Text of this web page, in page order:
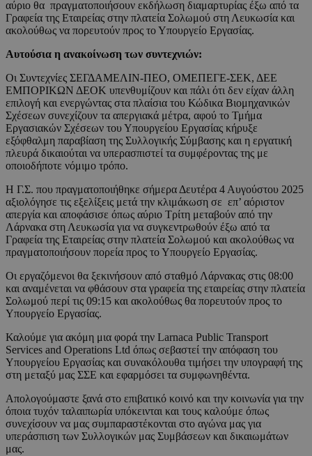
αύριο θα πραγματοποιήσουν εκδήλωση διαμαρτυρίας έξω από τα
Γραφεία της Εταιρείας στην πλατεία Σολωμού στη Λευκωσία και
ακολούθως να πορευτούν προς το Υπουργείο Εργασίας.
Αυτούσια η ανακοίνωση των συντεχνιών:
Οι Συντεχνίες ΣΕΓΔΑΜΕΛΙΝ-ΠΕΟ, ΟΜΕΠΕΓΕ-ΣΕΚ, ΔΕΕ
ΕΜΠΟΡΙΚΩΝ ΔΕΟΚ υπενθυμίζουν και πάλι ότι δεν είχαν άλλη
επιλογή και ενεργώντας στα πλαίσια του Κώδικα Βιομηχανικών
Σχέσεων συνεχίζουν τα απεργιακά μέτρα, αφού το Τμήμα
Εργασιακών Σχέσεων του Υπουργείου Εργασίας κήρυξε
εξόφθαλμη παραβίαση της Συλλογικής Σύμβασης και η εργατική
πλευρά δικαιούται να υπερασπιστεί τα συμφέροντας της με
οποιοδήποτε νόμιμο τρόπο.
Η Γ.Σ. που πραγματοποιήθηκε σήμερα Δευτέρα 4 Αυγούστου 2025
αξιολόγησε τις εξελίξεις μετά την κλιμάκωση σε επ’ αόριστον
απεργία και αποφάσισε όπως αύριο Τρίτη μεταβούν από την
Λάρνακα στη Λευκωσία για να συγκεντρωθούν έξω από τα
Γραφεία της Εταιρείας στην πλατεία Σολωμού και ακολούθως να
πραγματοποιήσουν πορεία προς το Υπουργείο Εργασίας.
Οι εργαζόμενοι θα ξεκινήσουν από σταθμό Λάρνακας στις 08:00
και αναμένεται να φθάσουν στα γραφεία της εταιρείας στην πλατεία
Σολωμού περί τις 09:15 και ακολούθως θα πορευτούν προς το
Υπουργείο Εργασίας.
Καλούμε για ακόμη μια φορά την Larnaca Public Transport
Services and Operations Ltd όπως σεβαστεί την απόφαση του
Υπουργείου Εργασίας και συνακόλουθα τιμήσει την υπογραφή της
στη μεταξύ μας ΣΣΕ και εφαρμόσει τα συμφωνηθέντα.
Απολογούμαστε ξανά στο επιβατικό κοινό και την κοινωνία για την
όποια τυχόν ταλαιπωρία υπόκεινται και τους καλούμε όπως
συνεχίσουν να μας συμπαραστέκονται στο αγώνα μας για
υπεράσπιση των Συλλογικών μας Συμβάσεων και δικαιωμάτων
μας.